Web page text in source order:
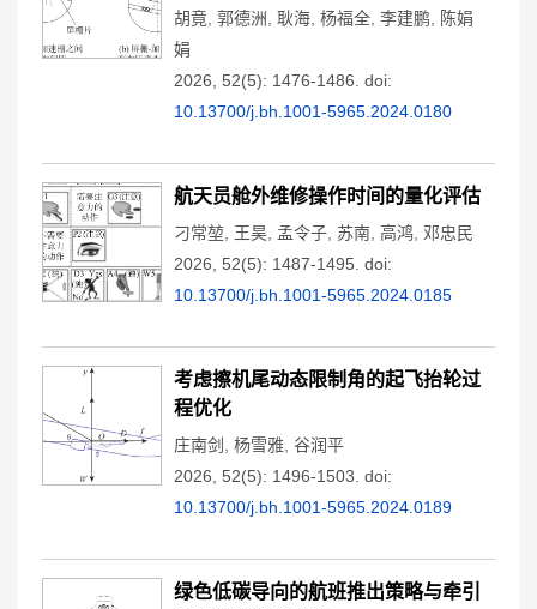
胡竟 郭德洲 耿海 杨福全 李建鹏
陈娟
娟
2026, 52(5): 1476-1486. doi:
10.13700/j.bh.1001-5965.2024.0180
航天员舱外维修操作时间的量化评估
刁常堃 王昊 孟令子 苏南 高鸿 邓忠民
2026, 52(5): 1487-1495. doi:
10.13700/j.bh.1001-5965.2024.0185
考虑擦机尾动态限制角的起飞抬轮过
程优化
庄南剑 杨雪雅 谷润平
2026, 52(5): 1496-1503. doi:
10.13700/j.bh.1001-5965.2024.0189
绿色低碳导向的航班推出策略与牵引